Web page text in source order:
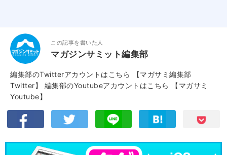
この記事を書いた人
マガジンサミット編集部
編集部のTwitterアカウントはこちら
【マガサミ編集部
Twitter】
編集部のYoutubeアカウントはこちら
【マガサミ
Youtube】